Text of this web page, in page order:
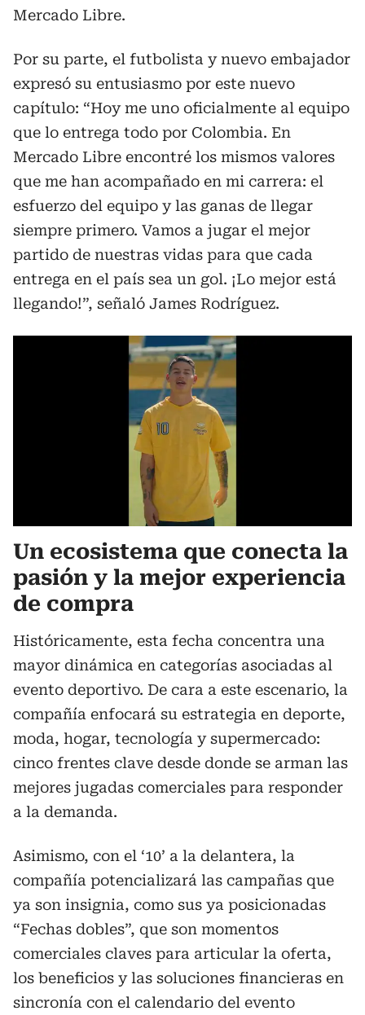
Mercado Libre.
Por su parte, el futbolista y nuevo embajador
expresó su entusiasmo por este nuevo
capítulo: “Hoy me uno oficialmente al equipo
que lo entrega todo por Colombia. En
Mercado Libre encontré los mismos valores
que me han acompañado en mi carrera: el
esfuerzo del equipo y las ganas de llegar
siempre primero. Vamos a jugar el mejor
partido de nuestras vidas para que cada
entrega en el país sea un gol. ¡Lo mejor está
llegando!”, señaló James Rodríguez.
Un ecosistema que conecta la
pasión y la mejor experiencia
de compra
Históricamente, esta fecha concentra una
mayor dinámica en categorías asociadas al
evento deportivo. De cara a este escenario, la
compañía enfocará su estrategia en deporte,
moda, hogar, tecnología y supermercado:
cinco frentes clave desde donde se arman las
mejores jugadas comerciales para responder
a la demanda.
Asimismo, con el ‘10’ a la delantera, la
compañía potencializará las campañas que
ya son insignia, como sus ya posicionadas
“Fechas dobles”, que son momentos
comerciales claves para articular la oferta,
los beneficios y las soluciones financieras en
sincronía con el calendario del evento